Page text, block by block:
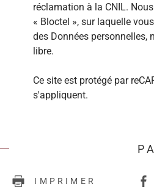
réclamation à la CNIL.
« Bloctel », sur laquelle
des Données personnelles,
libre.
Ce site est protégé par
s'appliquent.
IMPRIMER